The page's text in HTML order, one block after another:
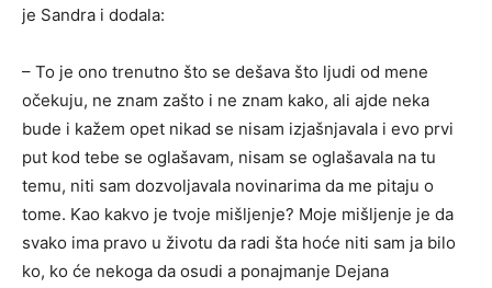
je Sandra i dodala:
– To je ono trenutno što se dešava što ljudi od mene
očekuju, ne znam zašto i ne znam kako, ali ajde neka
bude i kažem opet nikad se nisam izjašnjavala i evo prvi
put kod tebe se oglašavam, nisam se oglašavala na tu
temu, niti sam dozvoljavala novinarima da me pitaju o
tome. Kao kakvo je tvoje mišljenje? Moje mišljenje je da
svako ima pravo u životu da radi šta hoće niti sam ja bilo
ko, ko će nekoga da osudi a ponajmanje Dejana